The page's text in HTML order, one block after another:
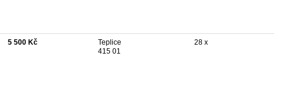
5 500 Kč
Teplice
415 01
28 x